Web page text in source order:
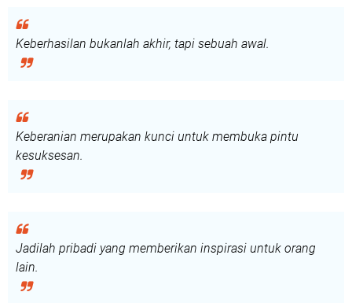
Keberhasilan bukanlah akhir, tapi sebuah awal.
Keberanian merupakan kunci untuk membuka pintu
kesuksesan.
Jadilah pribadi yang memberikan inspirasi untuk orang
lain.